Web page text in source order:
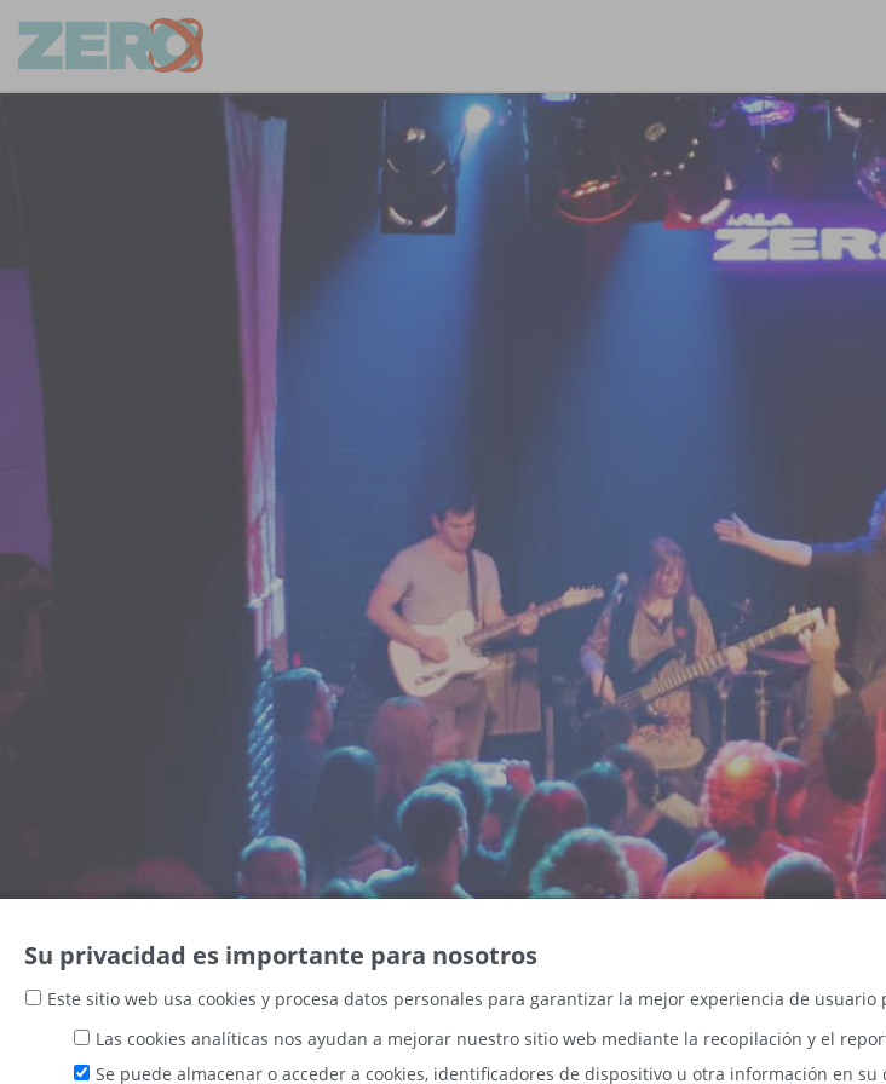
Su privacidad es importante para nosotros
Este sitio web usa cookies y procesa datos personales para garantizar la mejor experiencia de
Las cookies analíticas nos ayudan a mejorar nuestro sitio web mediante la recopilación y el
Se puede almacenar o acceder a cookies, identificadores de dispositivo u otra información en